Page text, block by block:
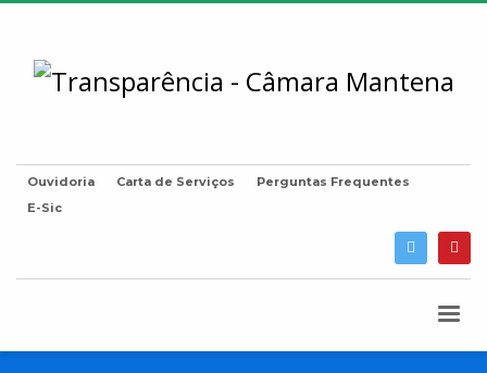
Ouvidoria Carta de Serviços
Perguntas Frequentes
E-Sic